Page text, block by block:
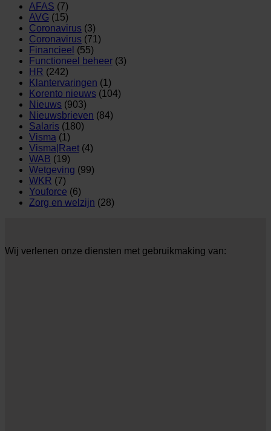
AFAS (7)
AVG (15)
Coronavirus (3)
Coronavirus (71)
Financieel (55)
Functioneel beheer (3)
HR (242)
Klantervaringen (1)
Korento nieuws (104)
Nieuws (903)
Nieuwsbrieven (84)
Salaris (180)
Visma (1)
Visma|Raet (4)
WAB (19)
Wetgeving (99)
WKR (7)
Youforce (6)
Zorg en welzijn (28)
Wij verlenen onze diensten met gebruikmaking van: